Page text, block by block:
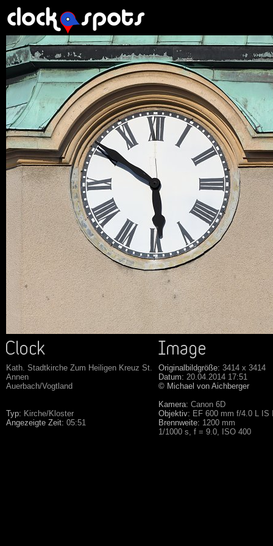
Kath. Stadtkirche Zum Heiligen Kreuz St.
Annen
Auerbach/Vogtland
Typ: Kirche/Kloster
Angezeigte Zeit: 05:51
Originalbildgröße: 3414 x 3414
Datum: 20.04.2014 17:51
© Michael von Aichberger
Kamera: Canon 6D
Objektiv: EF 600 mm f/4.0 L IS
Brennweite: 1200 mm
1/1000 s, f = 9.0, ISO 400